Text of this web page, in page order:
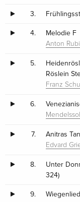
3.
4. Melodie F
Anton
5.
Röslein
Franz
6.
7. Anitras
Edvard
8.
Unter
324)
9. Wiegenlied